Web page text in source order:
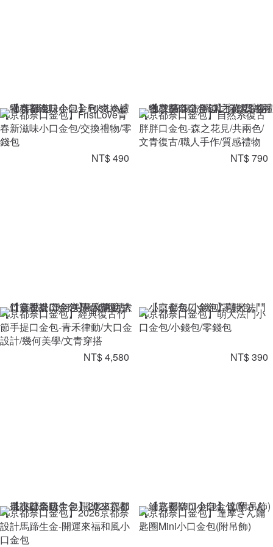
【京都奈口金包】FristLove青
春新滋味小口金包/交換禮物/零
錢包
NT$ 490
【京都奈口金包】自然系復古
胖胖口金包-森之花見/共兩色/
文青復古/職人手作/質感禮物
NT$ 790
【京都奈口金包】經典復古竹
節手提口金包-青禾律動/大口金
設計/幾何美學/文青穿搭
NT$ 4,580
【京都奈口金包】萌犬法鬥小
口金包/小錢包/零錢包
NT$ 390
【京都奈口金包】2026京都奈
設計馬蹄生金-開運來福和風小
口金包
【京都奈口金包】達摩さん鑰
匙圈Mini小口金包(附吊飾)